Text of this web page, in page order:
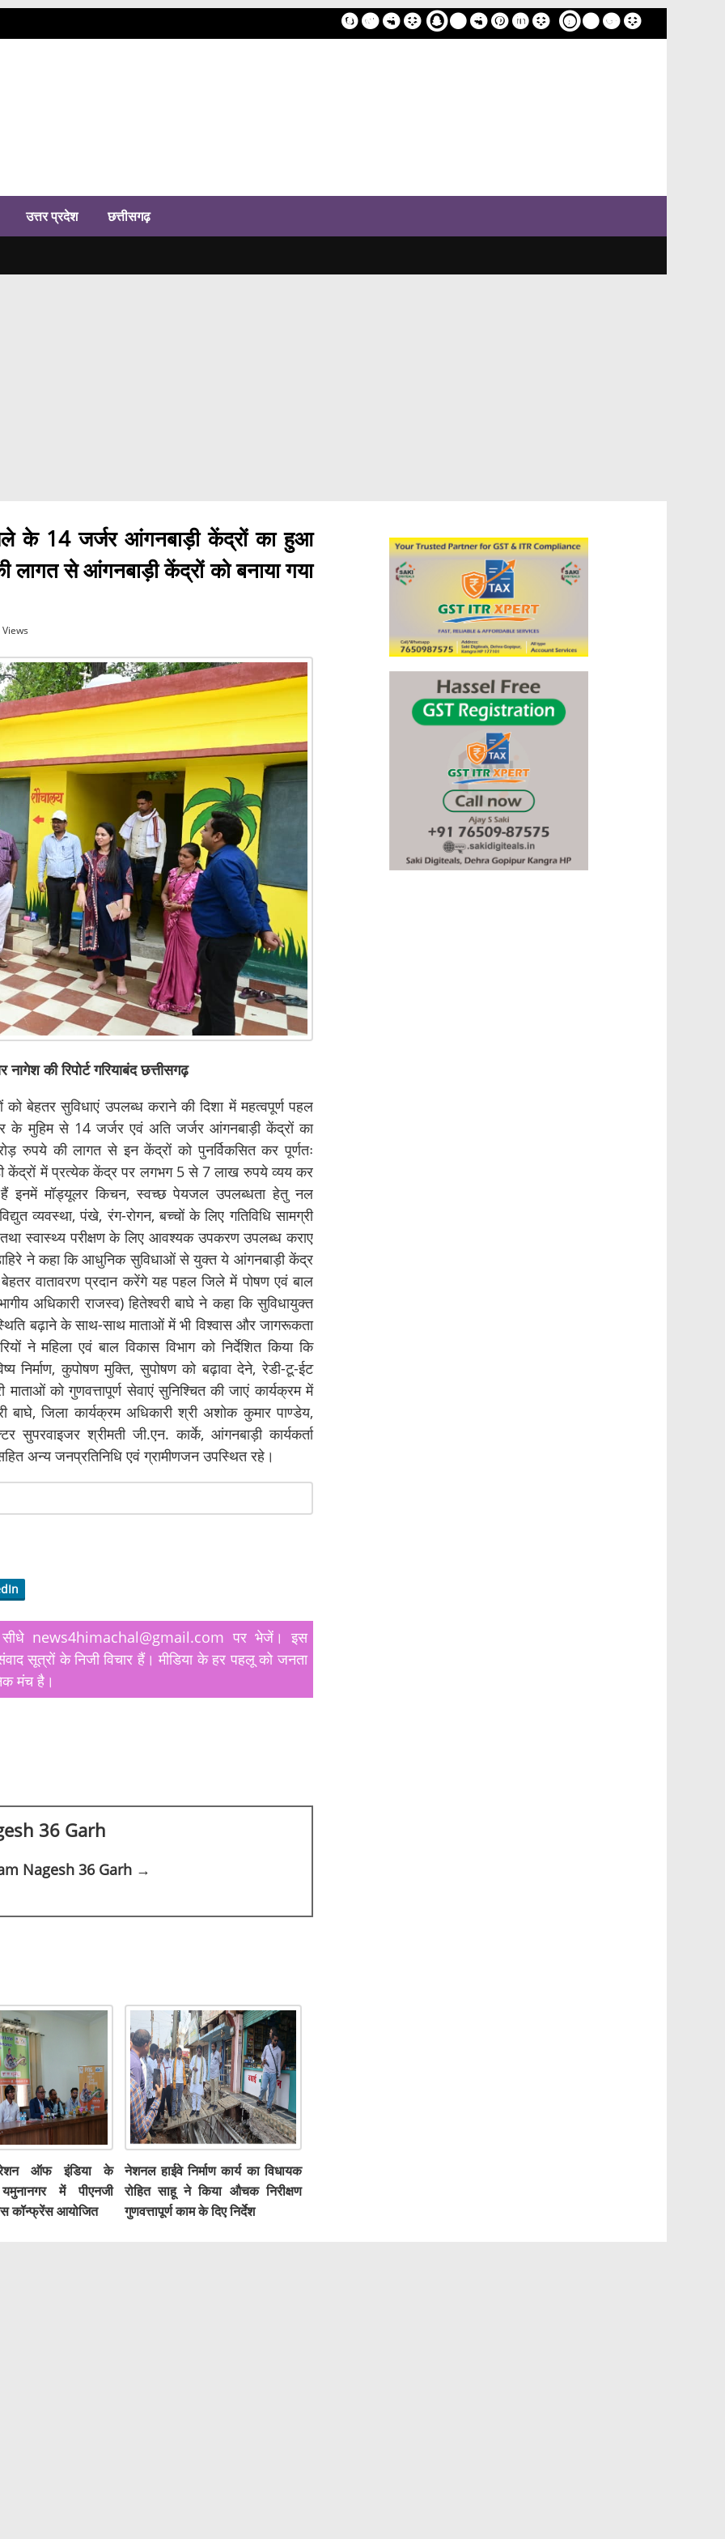
homeSample Page
उत्तर प्रदेश छत्तीसगढ़
के 14 जर्जर आंगनबाड़ी केंद्रों का हुआ
से आंगनबाड़ी केंद्रों को बनाया गया
की रिपोर्ट गरियाबंद छत्तीसगढ़
को बेहतर सुविधाएं उपलब्ध कराने की दिशा में महत्वपूर्ण पहल
के मुहिम से 14 जर्जर एवं अति जर्जर आंगनबाड़ी केंद्रों का
रुपये की लागत से इन केंद्रों को पुनर्विकसित कर पूर्णतः
केंद्रों में प्रत्येक केंद्र पर लगभग 5 से 7 लाख रुपये व्यय कर
हैं इनमें मॉड्यूलर किचन, स्वच्छ पेयजल उपलब्धता हेतु नल
व्यवस्था, पंखे, रंग-रोगन, बच्चों के लिए गतिविधि सामग्री
स्वास्थ्य परीक्षण के लिए आवश्यक उपकरण उपलब्ध कराए
ने कहा कि आधुनिक सुविधाओं से युक्त ये आंगनबाड़ी केंद्र
वातावरण प्रदान करेंगे यह पहल जिले में पोषण एवं बाल
अधिकारी राजस्व) हितेश्वरी बाघे ने कहा कि सुविधायुक्त
बढ़ाने के साथ-साथ माताओं में भी विश्वास और जागरूकता
ने महिला एवं बाल विकास विभाग को निर्देशित किया कि
निर्माण, कुपोषण मुक्ति, सुपोषण को बढ़ावा देने, रेडी-टू-ईट
को गुणवत्तापूर्ण सेवाएं सुनिश्चित की जाएं कार्यक्रम में
जिला कार्यक्रम अधिकारी श्री अशोक कुमार पाण्डेय,
सुपरवाइजर श्रीमती जी.एन. कार्के, आंगनबाड़ी कार्यकर्ता
अन्य जनप्रतिनिधि एवं ग्रामीणजन उपस्थित रहे।
सीधे news4himachal@gmail.com पर भेजें। इस
सूत्रों के निजी विचार हैं। मीडिया के हर पहलू को जनता
मंच है।
36 Garh
Nagesh 36 Garh →
ऑफ इंडिया के
में पीएनजी
कॉन्फ्रेंस आयोजित
नेशनल हाईवे निर्माण कार्य का विधायक
रोहित साहू ने किया औचक निरीक्षण
गुणवत्तापूर्ण काम के दिए निर्देश